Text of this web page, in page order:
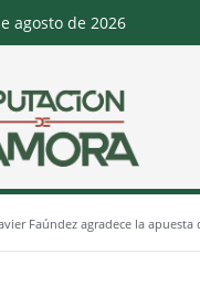
agosto de 2026
Faúndez agradece la